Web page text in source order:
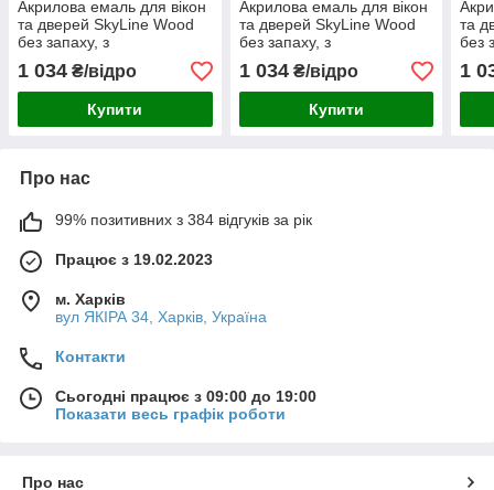
Акрилова емаль для вікон
та дверей SkyLine Wood
без запаху, з
протигрибковим ефектом,
сіра, 3 л
1 034 ₴/відро
Купити
Акрилова емаль для вікон
та дверей SkyLine Wood
без запаху, з
протигрибковим ефектом,
жовто-коричнева, 3 л
1 034₴/відро
Купити
та
без
1
Про нас
99% позитивних з 384 відгуків за рік
Працює з 19.02.2023
м. Харків
вул ЯКІРА 34, Харків, Україна
Контакти
Сьогодні працює з 09:00 до 19:00
Показати весь графік роботи
Про нас